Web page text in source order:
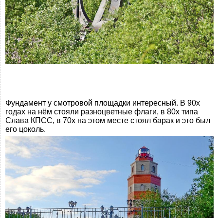
Фундамент у смотровой площадки интересный. В 90х
годах на нём стояли разноцветные флаги, в 80х типа
Слава КПСС, в 70х на этом месте стоял барак и это был
его цоколь.